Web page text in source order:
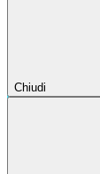
Chiudi